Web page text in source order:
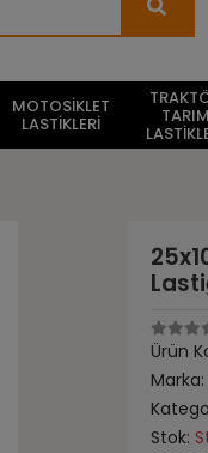
MOTOSİKLET
LASTİKLERİ TARIM
Ürün
Marka:
Stok: